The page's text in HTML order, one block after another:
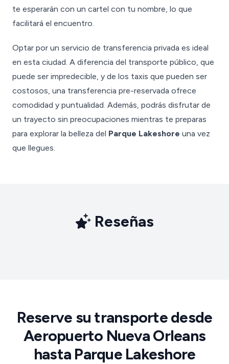
te esperarán con un cartel con tu nombre, lo que
facilitará el encuentro.
Optar por un servicio de transferencia privada es ideal
en esta ciudad. A diferencia del transporte público, que
puede ser impredecible, y de los taxis que pueden ser
costosos, una transferencia pre-reservada ofrece
comodidad y puntualidad. Además, podrás disfrutar de
un trayecto sin preocupaciones mientras te preparas
para explorar la belleza del Parque Lakeshore una vez
que llegues.
Reseñas
Reserve su transporte desde
Aeropuerto Nueva Orleans
hasta Parque Lakeshore